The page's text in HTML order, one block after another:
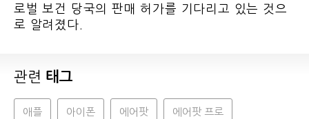
로벌 보건 당국의 판매 허가를 기다리고 있는 것으
로 알려졌다.
관련 태그
애플 아이폰 에어팟 에어팟 프로